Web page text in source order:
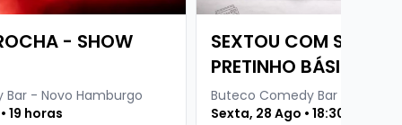
- SHOW
- Novo Hamburgo
19 horas
SEXTOU COM
PRETINHO BÁSICO
Buteco Comedy Bar - Novo
Sexta, 28 Ago • 18:30